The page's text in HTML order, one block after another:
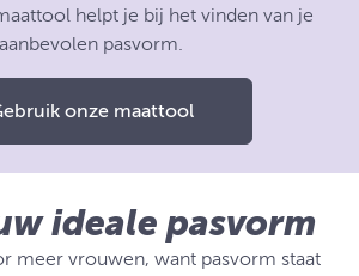
helpt je bij het vinden van je
aanbevolen pasvorm.
onze maattool
ideale pasvorm
meer vrouwen, want pasvorm staat